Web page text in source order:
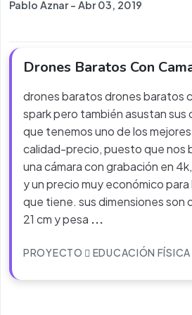
Pablo Aznar - Abr 03, 2019
Drones Baratos Con
drones baratos drones baratos
spark pero también asustan sus
que tenemos uno de los
calidad-precio, puesto que nos
una cámara con grabación en
y un precio muy económico
que tiene. sus dimensiones son
21 cm y pesa ...
PROYECTO EDUCACIÓN FÍSICA